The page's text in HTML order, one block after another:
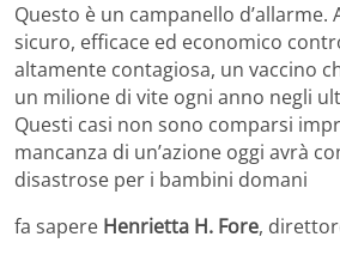
Questo è un campanello d’allarme.
sicuro, efficace ed economico
altamente contagiosa, un vaccino
un milione di vite ogni anno negli
Questi casi non sono comparsi
mancanza di un’azione oggi avrà
disastrose per i bambini domani
fa sapere Henrietta H. Fore,